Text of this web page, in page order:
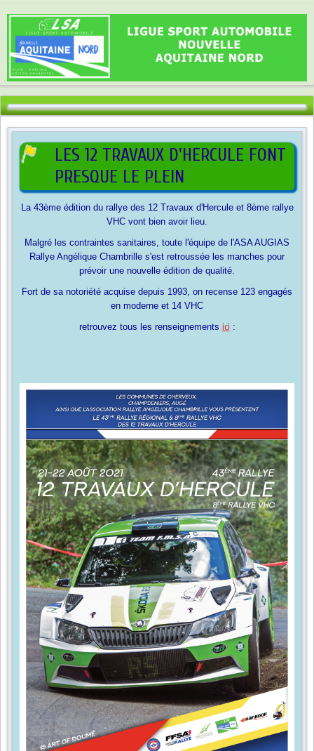
LES 12 TRAVAUX D'HERCULE FONT
PRESQUE LE PLEIN
La 43ème édition du rallye des 12 Travaux d'Hercule et 8ème rallye
VHC vont bien avoir lieu.
Malgré les contraintes sanitaires, toute l'équipe de l'ASA AUGIAS
Rallye Angélique Chambrille s'est retroussée les manches pour
prévoir une nouvelle édition de qualité.
Fort de sa notoriété acquise depuis 1993, on recense 123 engagés
en moderne et 14 VHC
retrouvez tous les renseignements ici :